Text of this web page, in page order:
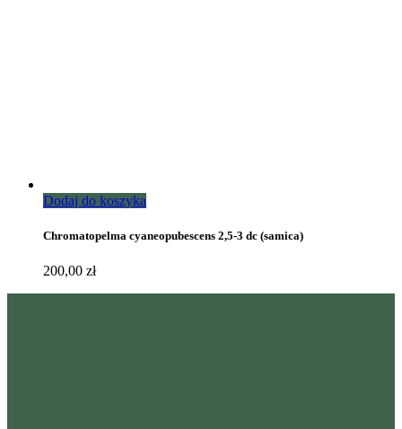
Dodaj do koszyka
Chromatopelma cyaneopubescens 2,5-3 dc (samica)
200,00 zł